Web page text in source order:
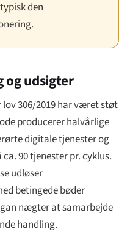
den
og udsigter
306/2019 har været støt
producerer halvårlige
digitale tjenester og
90 tjenester pr. cyklus.
udløser
betingede bøder
nægter at samarbejde
handling.